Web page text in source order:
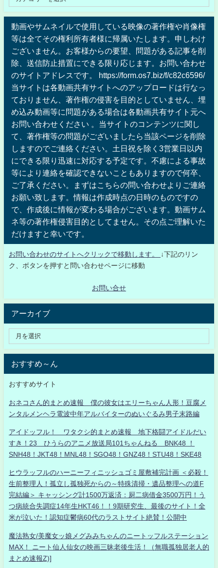
動画やサムネイルで使用している映像の著作権や肖像権
等は全てその権利所有者様に帰属いたします。申しわけ
ございません。お客様からの要望、問題がある記事を削
除、送信防止措置にできる限り応じます。お問い合わせ
のサイトアドレスです。 https://form.os7.biz/f/c82c6596/
当サイトは各動画共有サイトへのアップロードは行なっ
ておりません、著作権の侵害を目的としていません、埋
め込み動画等に問題がある場合は各動画共有サイト元へ
お問い合わせください 。当サイトのコンテンツに関し
て、著作権等の問題がございましたら当該ページを削除
しますのでご連絡ください。土日祝を除く3営業日以内
にできる限り迅速に対応する予定です。不慮による事故
等により連絡を確認できないこともありますので何卒、
ご了承ください。まずはこちらの問い合わせよりご連絡
お願い致します。情報は作成時点の日時のものですの
で、作成後に情報が変わる場合がございます。動画サム
ネ等の著作権侵害目的としてません。その点ご理解いた
だけますと幸いです。
お問い合わせのサイトへクリックで移動します。
↓下記のリン
ク、ボタンを押すと問い合わせページに移動
お問い合せ
アーカイブ
おすすめ～ん
おすすめサイト
おネコさん的まとめ速報 僕の彼女はエリーちゃん人形！豆腐メ
ンタルメンヘラ電波中年アルバイターのぬいぐるみ男子末路編
アイドッフル！ ワタクシ的まとめ速報 地下格闘アイドルだい
すき！23 ひうらのアニメ放送局101ちゃんねる BNK48 ！
SNH48！JKT48！MNL48！SGO48！GNZ48！STU48！SKE48
ヒウラッフルのハーニーフィニッシュゴミ屋敷補完計画 ＜必殺！
生前整理人！孤立し孤独死からの～特殊清掃・遺品整理への道F
完結編＞ キャッシング計1500万返済：厨二病借金3500万円！う
つ病統合失調症14年生HKT46！！9期研究生、最後のサイト！全
米が泣いた！認知症鬱病60代のラストサイト絶賛！公開中
魔法熟女/美魔女ッ娘メグみみちゃんのニートッフルステーション
MAX！ ニート仙人仙女の映画三昧老後生活！（無職孤独居老人的
まとめ速報Z)]